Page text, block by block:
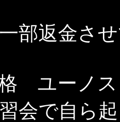
部返金さ
格 ユーノ
会で自ら